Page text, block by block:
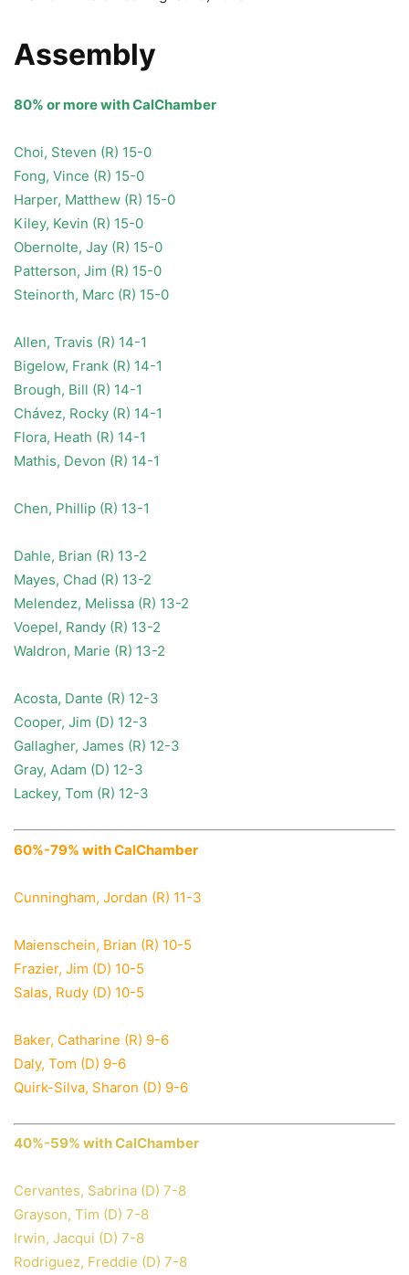
Assembly
80% or more with CalChamber
Choi, Steven (R) 15-0
Fong, Vince (R) 15-0
Harper, Matthew (R) 15-0
Kiley, Kevin (R) 15-0
Obernolte, Jay (R) 15-0
Patterson, Jim (R) 15-0
Steinorth, Marc (R) 15-0
Allen, Travis (R) 14-1
Bigelow, Frank (R) 14-1
Brough, Bill (R) 14-1
Chávez, Rocky (R) 14-1
Flora, Heath (R) 14-1
Mathis, Devon (R) 14-1
Chen, Phillip (R) 13-1
Dahle, Brian (R) 13-2
Mayes, Chad (R) 13-2
Melendez, Melissa (R) 13-2
Voepel, Randy (R) 13-2
Waldron, Marie (R) 13-2
Acosta, Dante (R) 12-3
Cooper, Jim (D) 12-3
Gallagher, James (R) 12-3
Gray, Adam (D) 12-3
Lackey, Tom (R) 12-3
60%-79% with CalChamber
Cunningham, Jordan (R) 11-3
Maienschein, Brian (R) 10-5
Frazier, Jim (D) 10-5
Salas, Rudy (D) 10-5
Baker, Catharine (R) 9-6
Daly, Tom (D) 9-6
Quirk-Silva, Sharon (D) 9-6
40%-59% with CalChamber
Cervantes, Sabrina (D) 7-8
Grayson, Tim (D) 7-8
Irwin, Jacqui (D) 7-8
Rodriguez, Freddie (D) 7-8